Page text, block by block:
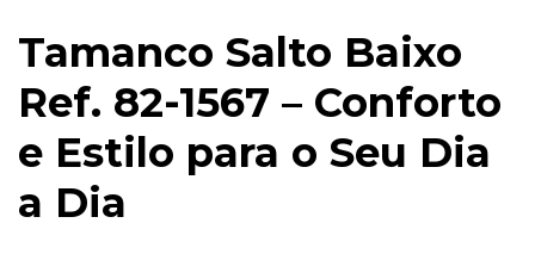
Tamanco Salto Baixo
Ref. 82-1567 – Conforto
e Estilo para o Seu Dia
a Dia